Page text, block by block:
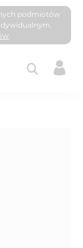
podmiotów
.